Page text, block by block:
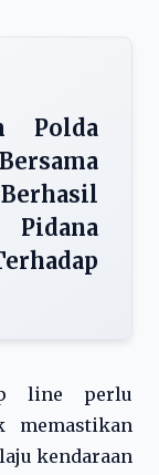
Polda
Pidana
line perlu
memastikan
kendaraan